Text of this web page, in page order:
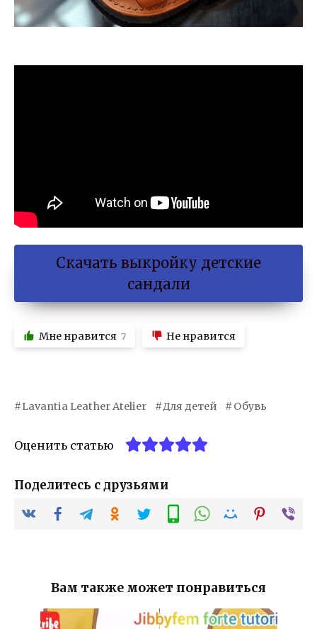
Скачать выкройку детские
сандали
Мне нравится 7 Не нравится
Lavantia Leather Atelier Для детей Обувь
Оценить статью
Поделитесь с друзьями
Вам также может понравиться